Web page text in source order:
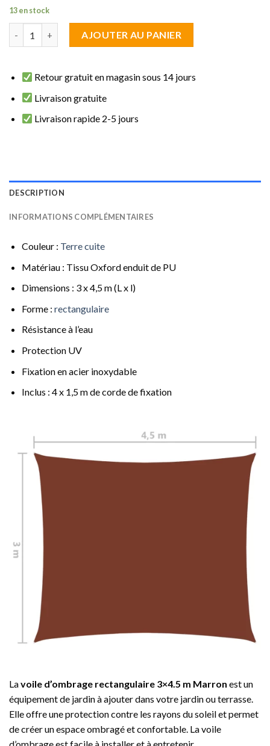
13 en stock
AJOUTER AU PANIER
Retour gratuit en magasin sous 14 jours
Livraison gratuite
Livraison rapide 2-5 jours
DESCRIPTION
INFORMATIONS COMPLÉMENTAIRES
Couleur : Terre cuite
Matériau : Tissu Oxford enduit de PU
Dimensions : 3 x 4,5 m (L x l)
Forme : rectangulaire
Résistance à l’eau
Protection UV
Fixation en acier inoxydable
Inclus : 4 x 1,5 m de corde de fixation
Lavoile d’ombrage rectangulaire 3×4.5 m Marron est un
équipement de jardin à ajouter dans votre jardin ou terrasse.
Elle offre une protection contre les rayons du soleil et permet
de créer un espace ombragé et confortable. La voile